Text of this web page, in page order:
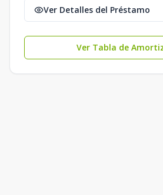
Ver Detalles del Préstamo
Ver Tabla de